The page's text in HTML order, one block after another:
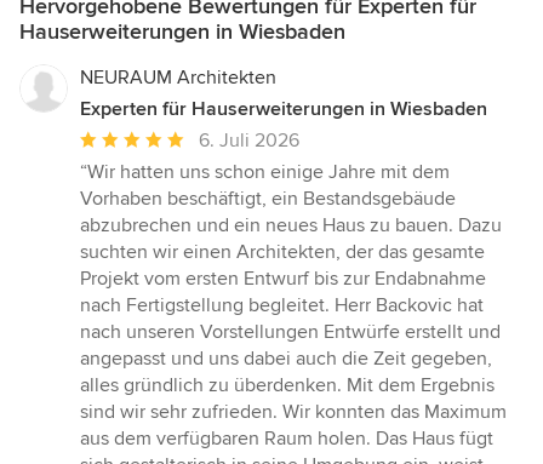
Hervorgehobene Bewertungen für Experten für
Hauserweiterungen in Wiesbaden
NEURAUM Architekten
Experten für Hauserweiterungen in Wiesbaden
Durchschnittliche
Bewertung:
5
von
5
Sternen
6. Juli 2026
“Wir hatten uns schon einige Jahre mit dem
Vorhaben beschäftigt, ein Bestandsgebäude
abzubrechen und ein neues Haus zu bauen. Dazu
suchten wir einen Architekten, der das gesamte
Projekt vom ersten Entwurf bis zur Endabnahme
nach Fertigstellung begleitet. Herr Backovic hat
nach unseren Vorstellungen Entwürfe erstellt und
angepasst und uns dabei auch die Zeit gegeben,
alles gründlich zu überdenken. Mit dem Ergebnis
sind wir sehr zufrieden. Wir konnten das Maximum
aus dem verfügbaren Raum holen. Das Haus fügt